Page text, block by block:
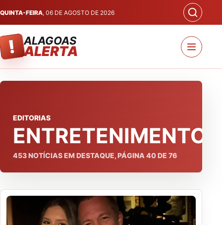
QUINTA-FEIRA, 06 DE AGOSTO DE 2026
! ALAGOAS
ALERTA
EDITORIAS
ENTRETENIMENTO
453NOTÍCIAS EM DESTAQUE, PÁGINA 40DE 76